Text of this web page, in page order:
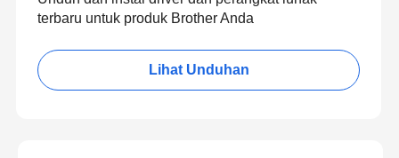
terbaru untuk produk Brother Anda
Lihat Unduhan